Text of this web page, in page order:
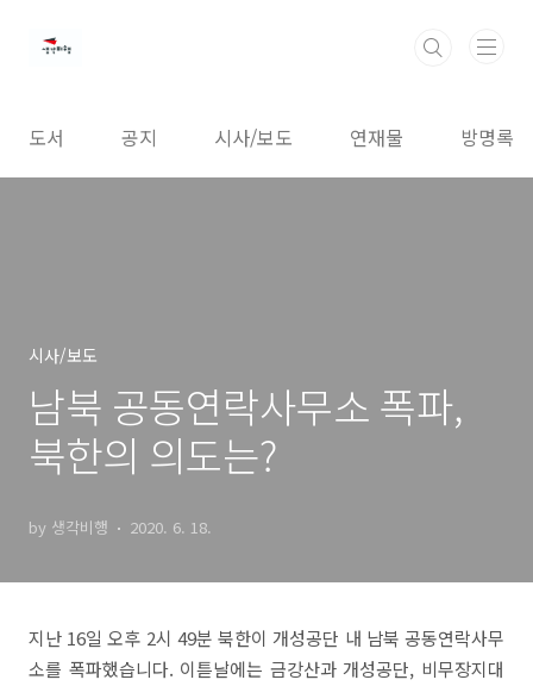
도서 공지 시사/보도 연재물 방명록
시사/보도
남북 공동연락사무소 폭파,
북한의 의도는?
by 생각비행 2020. 6. 18.
지난 16일 오후 2시 49분 북한이 개성공단 내 남북 공동연락사무
소를 폭파했습니다. 이튿날에는 금강산과 개성공단, 비무장지대